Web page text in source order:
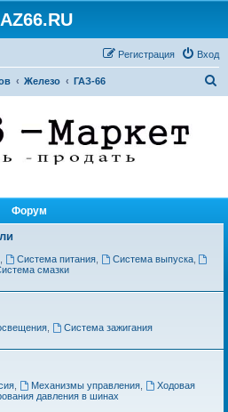
Вход
Регистрация
Железо ГАЗ-66
Форум
Система питания, Система выпуска,
смазки
,
Система зажигания
, Механизмы управления,
Ходовая
давления в шинах